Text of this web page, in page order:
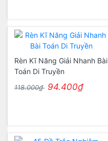
Rèn Kĩ Năng Giải Nhanh Bài
Toán Di Truyền
118.000₫ 94.400₫